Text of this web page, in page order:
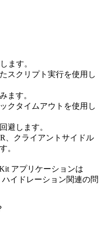
ます。
スクリプト実行を使用し
ます。
クタイムアウトを使用し
避します。
、クライアントサイドル
。
アプリケーションは
イドレーション関連の問